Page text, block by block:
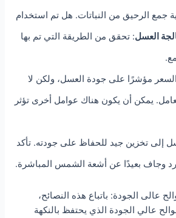
جمع الرحيق من النباتات. هل تم استخدام
العسل: تحقق من الطريقة التي تم بها
مؤشرًا على جودة العسل، ولكن لا
يمكن أن يكون هناك عوامل أخرى تؤثر
إلى تخزين جيد للحفاظ على جودته. تأكد
وجاف بعيدًا عن أشعة الشمس المباشرة.
عالى الجودة: باتباع هذه النصائح،
عالي الجودة الذي يحتفظ بالنكهة